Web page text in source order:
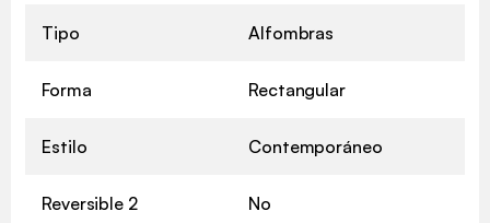
Tipo Alfombras
Forma Rectangular
Estilo Contemporáneo
Reversible 2 No